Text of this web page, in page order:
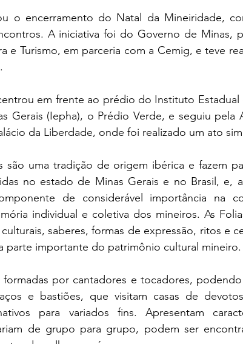
o encerramento do Natal da Mineiridade,
A iniciativa foi do Governo de Minas,
e Turismo, em parceria com a Cemig, e teve
em frente ao prédio do Instituto
Gerais (Iepha), o Prédio Verde, e seguiu pela
da Liberdade, onde foi realizado um ato
são uma tradição de origem ibérica e fazem
no estado de Minas Gerais e no Brasil, e,
de considerável importância na
individual e coletiva dos mineiros. As
saberes, formas de expressão, ritos e
parte importante do patrimônio cultural mineiro.
formadas por cantadores e tocadores,
e bastiões, que visitam casas de
para variados fins. Apresentam
de grupo para grupo, podem ser